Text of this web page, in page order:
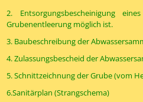
2. Entsorgungsbescheinigung
Grubenentleerung möglich ist.
3. Baubeschreibung der
4. Zulassungsbescheid der
5. Schnittzeichnung der Grube (vom
6.Sanitärplan (Strangschema)